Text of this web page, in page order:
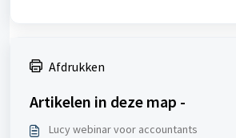
Afdrukken
Artikelen in deze map -
Lucy webinar voor accountants